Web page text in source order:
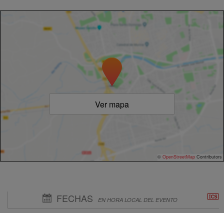
Ver mapa
© OpenStreetMap Contributors
FECHAS EN HORA LOCAL DEL EVENTO